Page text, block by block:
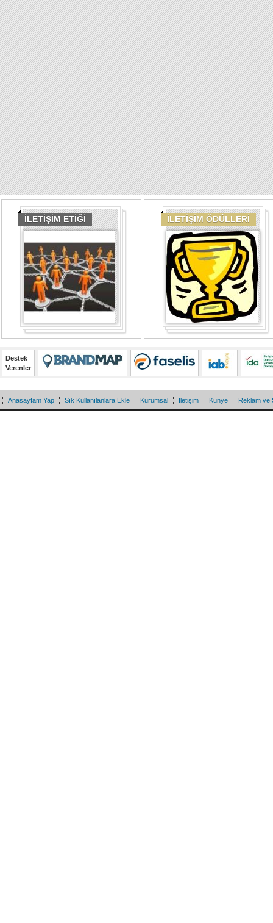
İLETİŞİM ETİĞİ İLETİŞİM ÖDÜLLERİ
Destek
Verenler
Anasayfam Yap Sık Kullanılanlara Ekle Kurumsal İletişim Künye Reklam ve